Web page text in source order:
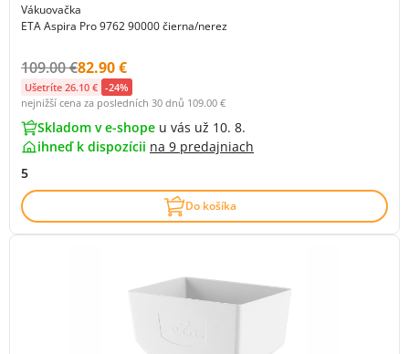
Vákuovačka
ETA Aspira Pro 9762 90000 čierna/nerez
Původní cena s DPH:
109.00 €Cena s DPH:
82.90 €
Ušetríte 26.10 € -24%
nejnižší cena za posledních 30 dnů 109.00 €
Skladom v e-shope u vás už 10. 8.
ihneď k dispozícii na 9 predajniach
5
Do košíka